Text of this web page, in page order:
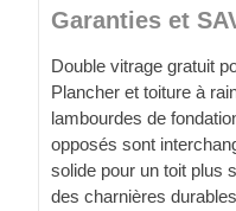
Garanties et
Double vitrage gratuit
Plancher et toiture à
lambourdes de
opposés sont
solide pour un toit plus
des charnières